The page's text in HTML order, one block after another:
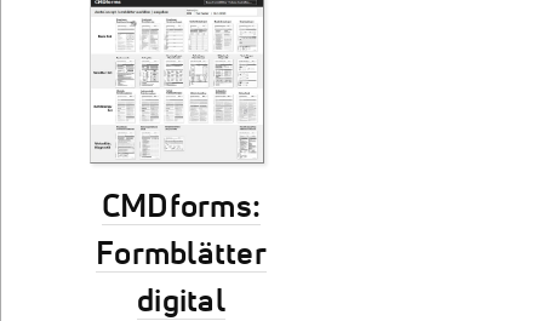
CMDforms:
Formblätter
digital